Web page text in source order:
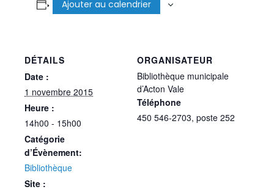
Ajouter au calendrier
DÉTAILS
Date :
1 novembre 2015
Heure :
14h00 - 15h00
Catégorie
d’Évènement:
Bibliothèque
Site :
ORGANISATEUR
Bibliothèque municipale
d’Acton Vale
Téléphone
450 546-2703, poste 252